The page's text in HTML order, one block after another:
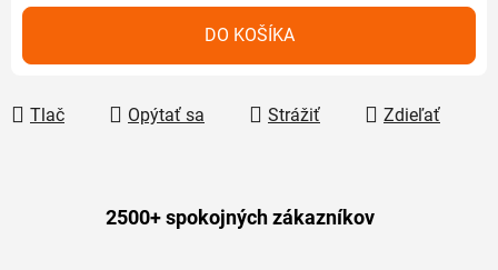
DO KOŠÍKA
Tlač Opýtať sa Strážiť Zdieľať
2500+ spokojných zákazníkov